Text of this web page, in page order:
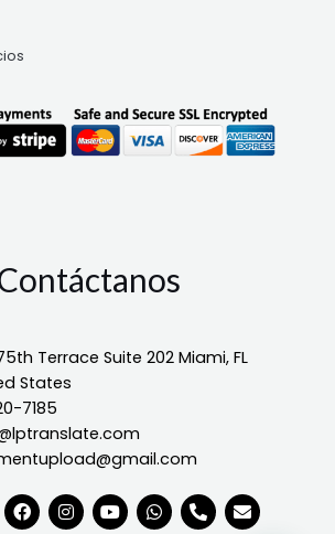
Terrace Suite 202 Miami, FL
States
7185
F
a
I
n
Y
o
W
h
P
h
E
n